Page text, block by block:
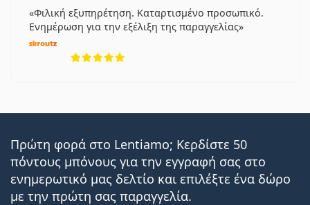
Φιλική εξυπηρέτηση. Καταρτισμένο προσωπικό.
Ενημέρωση για την εξέλιξη της παραγγελίας
Πρώτη φορά στο Lentiamo; Κερδίστε 50
πόντους μπόνους για την εγγραφή σας στο
ενημερωτικό μας δελτίο και επιλέξτε ένα δώρο
με την πρώτη σας παραγγελία.